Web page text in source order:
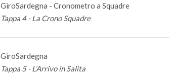
GiroSardegna - Cronometro a Squadre
Tappa 4 - La Crono Squadre
GiroSardegna
Tappa 5 - L’Arrivo in Salita